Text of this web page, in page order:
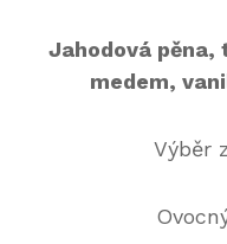
Jahodová pěna,
medem,
Výběr